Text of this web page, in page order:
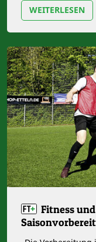
WEITERLESEN
Fitness und Taktik in der